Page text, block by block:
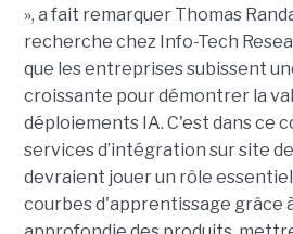
», a fait remarquer Thomas
recherche chez Info-Tech
que les entreprises subissent
croissante pour démontrer la
déploiements IA. C'est dans ce
services d’intégration sur site
devraient jouer un rôle
courbes d'apprentissage grâce